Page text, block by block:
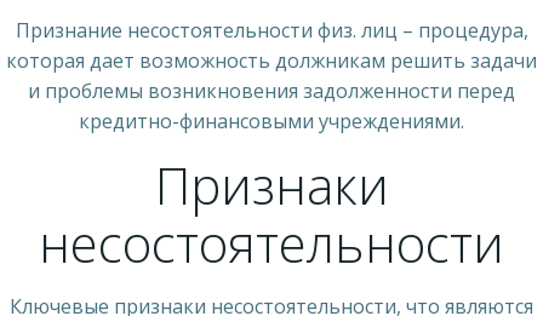
Признание несостоятельности физ. лиц – процедура,
которая дает возможность должникам решить задачи
и проблемы возникновения задолженности перед
кредитно-финансовыми учреждениями.
Признаки
несостоятельности
Ключевые признаки несостоятельности, что являются